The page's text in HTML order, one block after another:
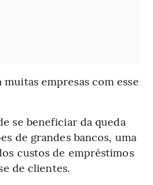
muitas empresas com esse
se beneficiar da queda
de grandes bancos, uma
custos de empréstimos
de clientes.